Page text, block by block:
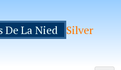
De La Nied
Silver